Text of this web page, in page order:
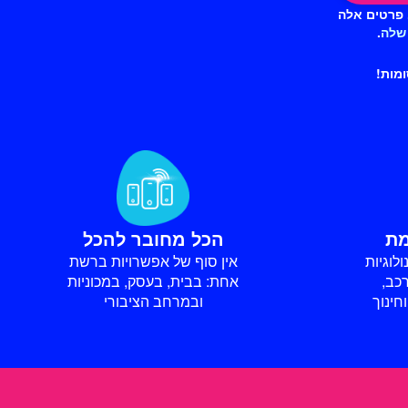
פרטים אלה
שלה.
הכל מחובר להכל
אין סוף של אפשרויות ברשת
אחת: בבית, בעסק, במכוניות
ובמרחב הציבורי